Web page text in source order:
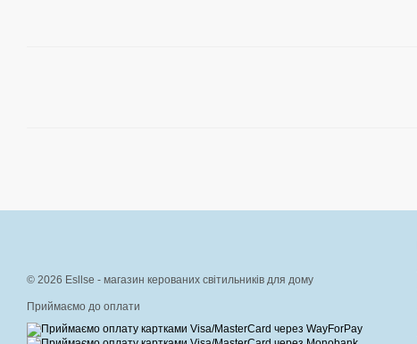
© 2026 Esllse - магазин керованих світильників для дому
Приймаємо до оплати